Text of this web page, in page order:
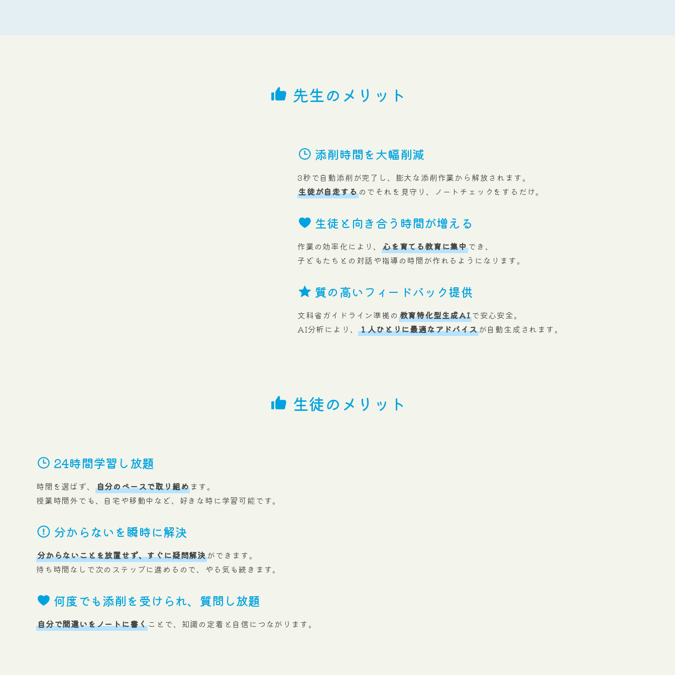
先生のメリット
添削時間を大幅削減
3秒で自動添削が完了し、膨大な添削作業から解放されます。
生徒が自走するのでそれを見守り、ノートチェックをするだけ。
生徒と向き合う時間が増える
作業の効率化により、 心を育てる教育に集中でき、
子どもたちとの対話や指導の時間が作れるようになります。
質の高いフィードバック提供
文科省ガイドライン準拠の 教育特化型生成AIで安心安全。
AI分析により、１人ひとりに最適なアドバイスが自動生成されます。
生徒のメリット
24時間学習し放題
時間を選ばず、 自分のペースで取り組めます。
授業時間外でも、自宅や移動中など、好きな時に学習可能です。
分からないを瞬時に解決
分からないことを放置せず、すぐに疑問解決ができます。
待ち時間なしで次のステップに進めるので、やる気も続きます。
何度でも添削を受けられ、質問し放題
自分で間違いをノートに書くことで、知識の定着と自信につながります。